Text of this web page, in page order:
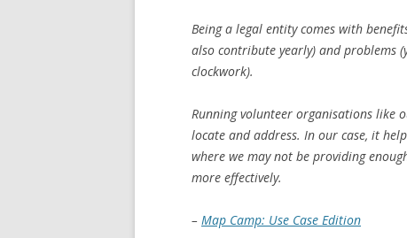
Being a legal entity comes with
also contribute yearly) and problems
clockwork).
Running volunteer organisations like
locate and address. In our case, it
where we may not be providing
more effectively.
– Map Camp: Use Case Edition